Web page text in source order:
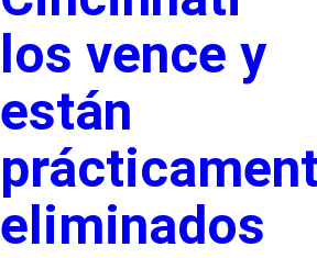
los vence y
están
eliminados